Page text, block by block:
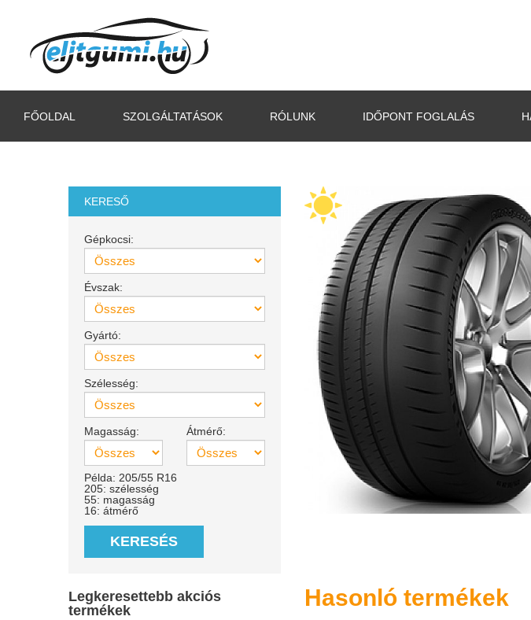
FŐOLDAL SZOLGÁLTATÁSOK RÓLUNK IDŐPONT FOGLALÁS
KERESŐ
Gépkocsi:
Évszak:
Gyártó:
Szélesség:
Magasság: Átmérő:
Példa: 205/55 R16
205: szélesség
55: magasság
16: átmérő
KERESÉS
Legkeresettebb akciós
termékek
Hasonló termékek